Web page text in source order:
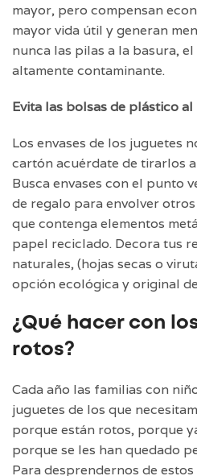
mayor, pero compensan
mayor vida útil y generan
nunca las pilas a la basura,
altamente contaminante.
Evita las bolsas de plástico
Los envases de los juguetes
cartón acuérdate de tirarlos
Busca envases con el punto
de regalo para envolver
que contenga elementos
papel reciclado. Decora tus
naturales, (hojas secas o
opción ecológica y original
¿Qué hacer con
rotos?
Cada año las familias con
juguetes de los que
porque están rotos, porque
porque se les han quedado
Para desprendernos de estos